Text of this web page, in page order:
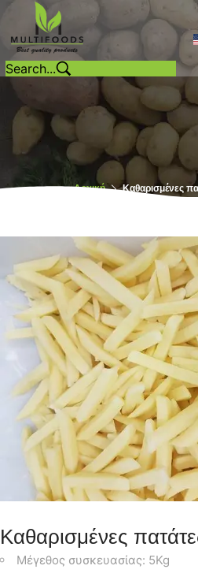
Αρχική Καθαρισμένες
Καθαρισμένες
Μέγεθος συσκευασίας: 5Kg